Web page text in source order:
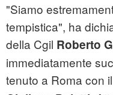
"Siamo
tempistica", ha
della Cgil Roberto
immediatamente
tenuto a Roma con il